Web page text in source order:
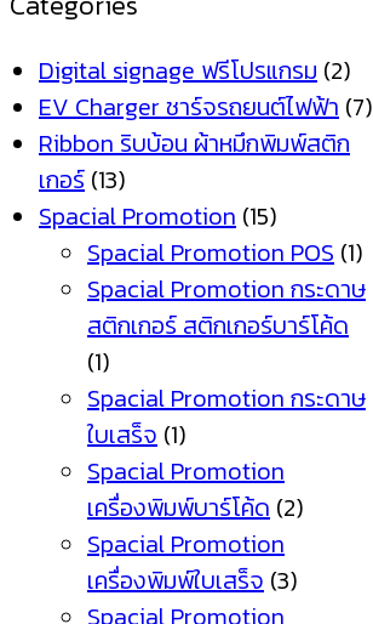
Digital signage ฟรีโปรแกรม (2)
EV Charger ชาร์จรถยนต์ไฟฟ้า (7)
Ribbon ริบบ้อน ผ้าหมึกพิมพ์สติก
เกอร์ (13)
Spacial Promotion (15)
Spacial Promotion POS (1)
Spacial Promotion กระดาษ
สติกเกอร์ สติกเกอร์บาร์โค้ด
(1)
Spacial Promotion กระดาษ
ใบเสร็จ (1)
Spacial Promotion
เครื่องพิมพ์บาร์โค้ด (2)
Spacial Promotion
เครื่องพิมพ์ใบเสร็จ (3)